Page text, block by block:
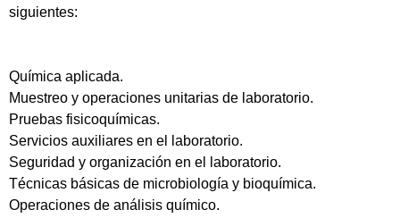
siguientes:
Química aplicada.
Muestreo y operaciones unitarias de laboratorio.
Pruebas fisicoquímicas.
Servicios auxiliares en el laboratorio.
Seguridad y organización en el laboratorio.
Técnicas básicas de microbiología y bioquímica.
Operaciones de análisis químico.